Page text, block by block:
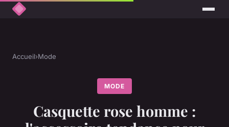
Accueil›Mode
MODE
Casquette rose homme :